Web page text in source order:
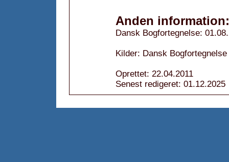
Anden information:
Dansk Bogfortegnelse:
Kilder: Dansk Bogfortegnelse
Oprettet: 22.04.2011
Senest redigeret: 01.12.2025